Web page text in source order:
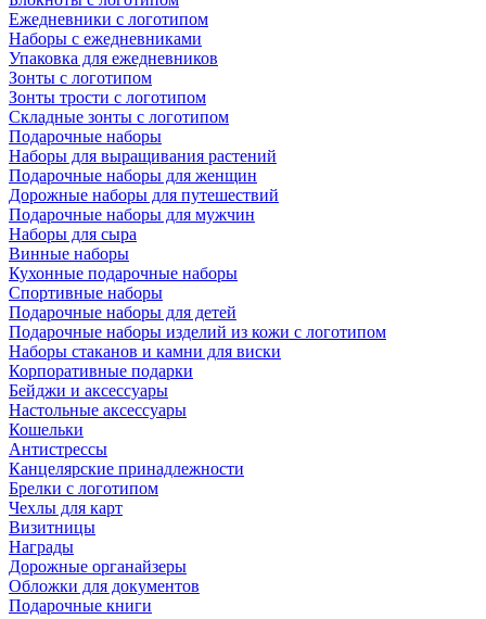
Ежедневники с логотипом
Наборы с ежедневниками
Упаковка для ежедневников
Зонты с логотипом
Зонты трости с логотипом
Складные зонты с логотипом
Подарочные наборы
Наборы для выращивания растений
Подарочные наборы для женщин
Дорожные наборы для путешествий
Подарочные наборы для мужчин
Наборы для сыра
Винные наборы
Кухонные подарочные наборы
Спортивные наборы
Подарочные наборы для детей
Подарочные наборы изделий из кожи с логотипом
Наборы стаканов и камни для виски
Корпоративные подарки
Бейджи и аксессуары
Настольные аксессуары
Кошельки
Антистрессы
Канцелярские принадлежности
Брелки с логотипом
Чехлы для карт
Визитницы
Награды
Дорожные органайзеры
Обложки для документов
Подарочные книги